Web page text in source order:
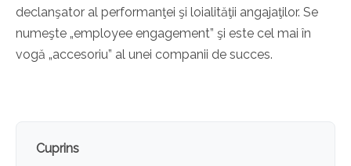
declanşator al performanţei şi loialităţii angajaţilor. Se
numeşte „employee engagement” şi este cel mai în
vogă „accesoriu” al unei companii de succes.
Cuprins